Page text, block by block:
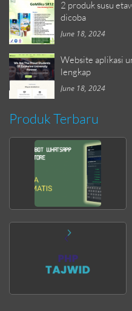
2 produk susu
dicoba
June 18, 2024
Website aplikasi
lengkap
June 18, 2024
Produk Terbaru